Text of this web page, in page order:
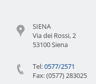
SIENA
Via dei Rossi, 2
53100 Siena
Tel:0577/2571
Fax: (0577) 283025